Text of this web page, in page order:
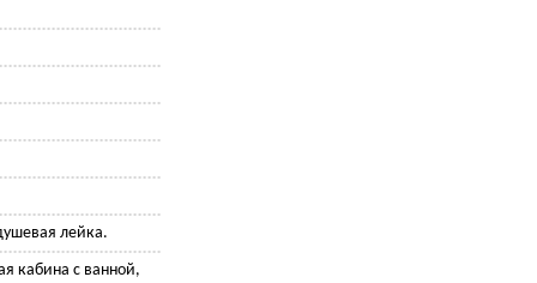
лейка.
кабина с ванной,